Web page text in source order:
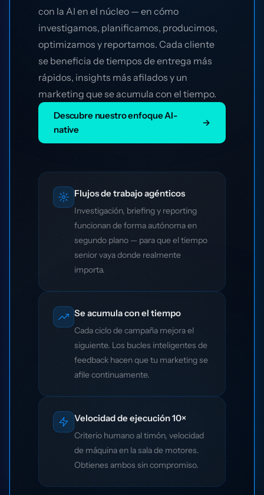
con la AI en el núcleo — en cómo
investigamos, planificamos, producimos,
optimizamos y reportamos. Cada cliente
se beneficia de tiempos de entrega más
rápidos, insights más afilados y un
marketing que se acumula con el tiempo.
Descubre nuestro enfoque AI-
native
→
Flujos de trabajo agénticos
Investigación, briefing y reporting
funcionan de forma autónoma en
segundo plano — para que el tiempo
senior vaya donde realmente
importa.
Se acumula con el tiempo
Cada ciclo de campaña mejora el
siguiente. Los bucles inteligentes de
feedback hacen que tu marketing se
afile continuamente.
Velocidad de ejecución 10×
Criterio humano al timón, velocidad
de máquina en la sala de motores.
Obtienes ambos sin compromiso.